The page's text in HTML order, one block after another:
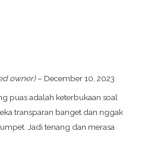
owner) – December 10, 2023
puas adalah keterbukaan soal
transparan banget dan nggak
Jadi tenang dan merasa